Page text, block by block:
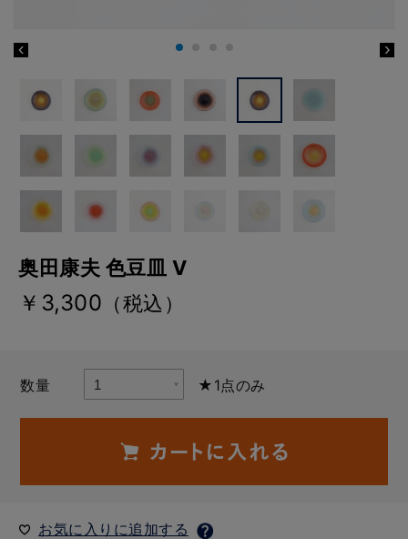
奥田康夫 色豆皿 V
￥3,300 （税込）
数量 ★1点のみ
お気に入りに追加する